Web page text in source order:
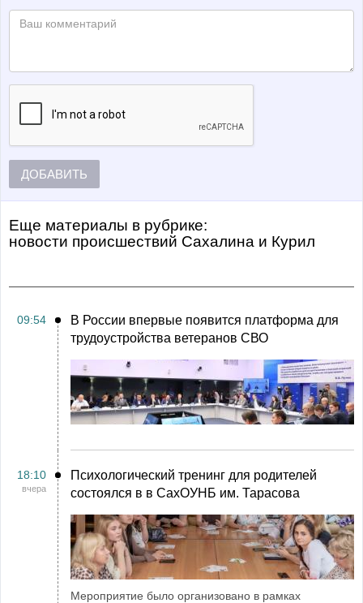
ДОБАВИТЬ
Еще материалы в рубрике:
Новости происшествий Сахалина и Курил
09:54
В России впервые появится платформа для
трудоустройства ветеранов СВО
18:10
вчера
Психологический тренинг для родителей
состоялся в в СахОУНБ им. Тарасова
Мероприятие было организовано в рамках